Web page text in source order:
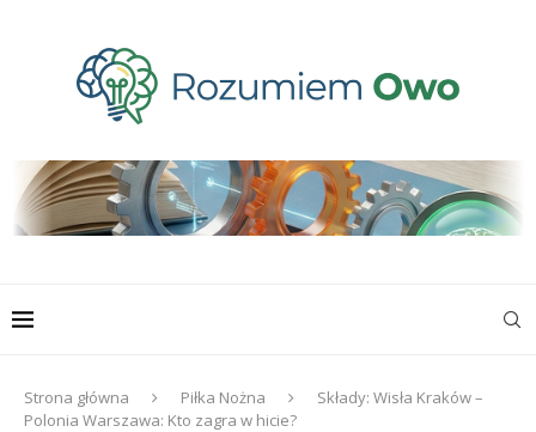
Strona główna Piłka Nożna
Składy: Wisła Kraków –
Polonia Warszawa: Kto zagra w hicie?